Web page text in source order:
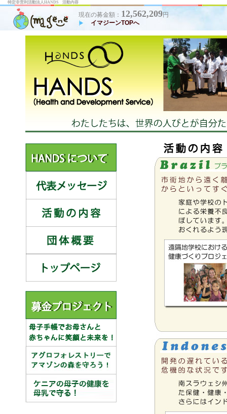
特定非営利活動法人HANDS 活動内容
現在の募金額： 12,562,209円
イマジーンTOPへ